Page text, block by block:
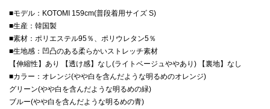
■モデル：KOTOMI 159cm(普段着用サイズ S)
■生産：韓国製
■素材：ポリエステル95％、ポリウレタン5％
■生地感：凹凸のある柔らかいストレッチ素材
【伸縮性】あり 【透け感】なし(ライトベージュややあり) 【裏地】なし
■カラー：オレンジ(やや白を含んだような明るめのオレンジ)
グリーン(やや白を含んだような明るめの緑)
ブルー(やや白を含んだような明るめの青)